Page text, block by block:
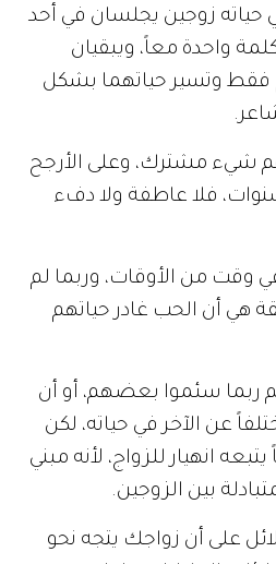
حياته زوجين يجلسان في أحد
واحدة معاً، ويبقيان
فقط وتسير حياتهما بشكل
شيء مشترك، وعلى الأرجح
فلا عاطفة ولا دفء
وقت من الأوقات، وربما لم
هي أن الحب غادر حياتهم
ربما سئموا بعضهم، أو أن
عن الآخر في حياته، لكن
يتبعه انهيار للزواج، لأنه مبني
بين الزوجين.
على أن زواجك يتجه نحو